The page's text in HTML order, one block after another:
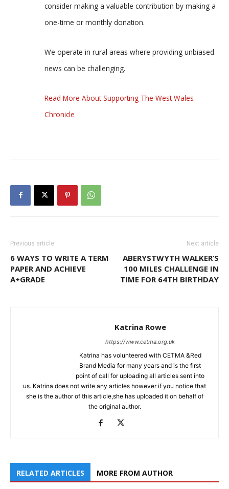
consider making a valuable contribution by making a
one-time or monthly donation.
We operate in rural areas where providing unbiased
news can be challenging.
Read More About Supporting The West Wales
Chronicle
Previous article
6 WAYS TO WRITE A TERM
PAPER AND ACHIEVE
A+GRADE
Next article
ABERYSTWYTH WALKER’S
100 MILES CHALLENGE IN
TIME FOR 64TH BIRTHDAY
Katrina Rowe
https://www.cetma.org.uk
Katrina has volunteered with CETMA &Red
Brand Media for many years and is the first
point of call for uploading all articles sent into
us. Katrina does not write any articles however if you notice that
she is the author of this article,she has uploaded it on behalf of
the original author.
RELATED ARTICLES MORE FROM AUTHOR